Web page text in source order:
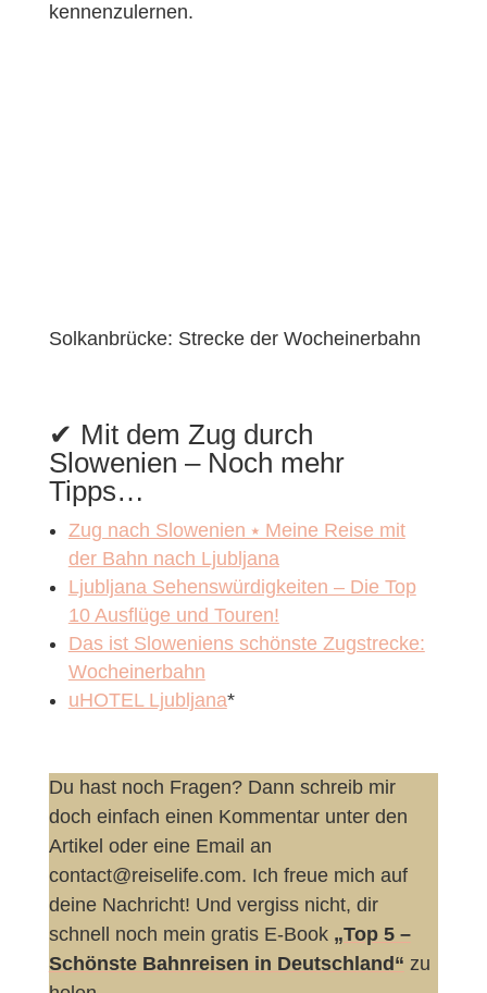
kennenzulernen.
Solkanbrücke: Strecke der Wocheinerbahn
✔︎ Mit dem Zug durch
Slowenien – Noch mehr
Tipps…
Zug nach Slowenien ⭑ Meine Reise mit
der Bahn nach Ljubljana
Ljubljana Sehenswürdigkeiten – Die Top
10 Ausflüge und Touren!
Das ist Sloweniens schönste Zugstrecke:
Wocheinerbahn
uHOTEL Ljubljana*
Du hast noch Fragen? Dann schreib mir
doch einfach einen Kommentar unter den
Artikel oder eine Email an
contact@reiselife.com. Ich freue mich auf
deine Nachricht! Und vergiss nicht, dir
schnell noch mein gratis E-Book „Top 5 –
Schönste Bahnreisen in Deutschland“ zu